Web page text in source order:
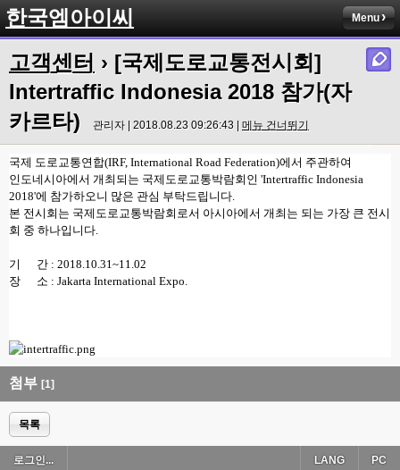
한국엠아이씨 Menu
고객센터 › [국제도로교통전시회]
Intertraffic Indonesia 2018 참가(자
카르타)
관리자 | 2018.08.23 09:26:43 | 메뉴 건너뛰기
국제 도로교통연합(IRF, International Road Federation)에서 주관하여
인도네시아에서 개최되는 국제도로교통박람회인 'Intertraffic Indonesia
2018'에 참가하오니 많은 관심 부탁드립니다.
본 전시회는 국제도로교통박람회로서 아시아에서 개최는 되는 가장 큰 전시
회 중 하나입니다.
기 간 : 2018.10.31~11.02
장 소 : Jakarta International Expo.
첨부 [1]
목록
로그인... PC
LANG